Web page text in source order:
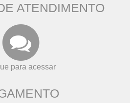
ATENDIMENTO
para acessar